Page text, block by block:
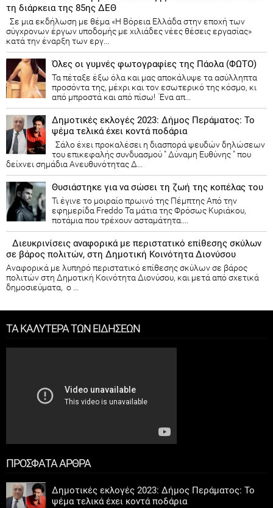
τη διάρκεια της 85ης ΔΕΘ
Σε μια εκδήλωση με θέμα «Η Βόρεια Ελλάδα στην εποχή των
σύγχρονων έργων υποδομής με χιλιάδες νέες θέσεις εργασίας»
κατά την έναρξη των εργ...
Όλες οι γυμνές φωτογραφίες της Πάολα (ΦΩΤΟ)
Τα πέταξε έξω όλα και μας αποκάλυψε τα ασύλληπτα
προσόντα της, μέχρι και τον εσωτερικό της κόσμο, κι
από μπροστά και από πίσω! Ένα απ...
Δημοτικές εκλογές 2023: Δήμος Περάματος: Το
ψέμα τελικά έχει κοντά ποδάρια
Σάλο έχει προκαλέσει η διασπορά ψευδών δηλώσεων
του επικεφαλής συνδυασμού " Δύναμη Ευθύνης " που
δείχνει σημάδια Ανευθυνότητας Δ...
Θυσιάστηκε για να σώσει τη ζωή της κοπέλας του
Τι έγινε το μοιραίο πρωινό της Πέμπτης Από την
εφημερίδα Freddo Τα μάτια της Φρόσως Κυριάκου,
ποτάμια που τρέχουν ασταμάτητα....
Διευκρινίσεις αναφορικά με περιστατικό επίθεσης σκύλων
σε βάρος πολιτών, στη Δημοτική Κοινότητα Διονύσου
Αναφορικά με λυπηρό περιστατικό επίθεσης σκύλων σε βάρος
πολιτών στη Δημοτική Κοινότητα Διονύσου, και μετά από σχετικά
δημοσιεύματα, ο ...
ΤΑ ΚΑΛΥΤΕΡΑ ΤΩΝ ΕΙΔΗΣΕΩΝ
ΠΡΟΣΦΑΤΑ ΑΡΘΡΑ
Δημοτικές εκλογές 2023: Δήμος Περάματος: Το
ψέμα τελικά έχει κοντά ποδάρια